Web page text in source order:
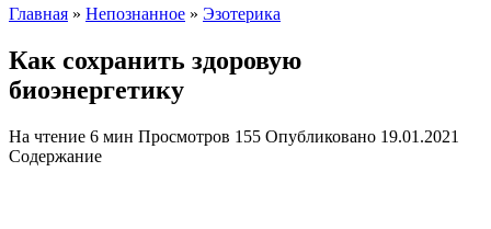
Главная » Непознанное » Эзотерика
Как сохранить здоровую
биоэнергетику
На чтение 6 мин Просмотров 155 Опубликовано 19.01.2021
Содержание